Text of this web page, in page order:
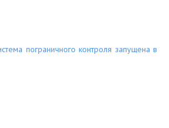
пограничного контроля запущена в